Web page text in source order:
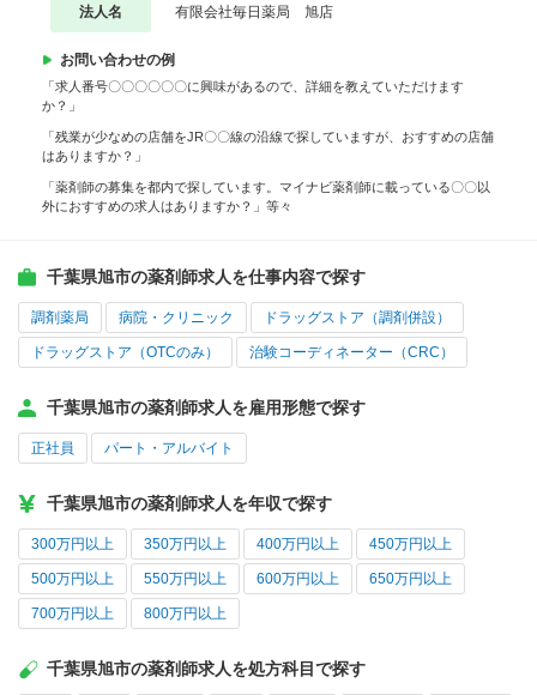
法人名 有限会社毎日薬局 旭店
お問い合わせの例
「求人番号〇〇〇〇〇〇に興味があるので、詳細を教えていただけます
か？」
「残業が少なめの店舗をJR〇〇線の沿線で探していますが、おすすめの店舗
はありますか？」
「薬剤師の募集を都内で探しています。マイナビ薬剤師に載っている〇〇以
外におすすめの求人はありますか？」等々
千葉県旭市の薬剤師求人を仕事内容で探す
調剤薬局 病院・クリニック ドラッグストア（調剤併設）
ドラッグストア（OTCのみ） 治験コーディネーター（CRC）
千葉県旭市の薬剤師求人を雇用形態で探す
正社員 パート・アルバイト
千葉県旭市の薬剤師求人を年収で探す
300万円以上 350万円以上 400万円以上 450万円以上
500万円以上 550万円以上 600万円以上 650万円以上
700万円以上 800万円以上
千葉県旭市の薬剤師求人を処方科目で探す